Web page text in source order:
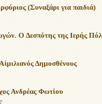
(Συναξάρι για παιδιά)
Ο Δεσπότης της Ιερής
Δημοσθένους
Ανδρέας Φωτίου